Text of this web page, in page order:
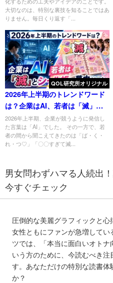
大切なのは、特別な裏技を知ることではあ
りません。毎日くり返す「...
QOL研究所オリジナル
2026年上半期のトレンドワード
は？企業はAI、若者は「滅」と
シール帳に夢中だった
2026年上半期、企業が競うように発信し
た言葉は「AI」でした。 その一方で、若
者の間から聞こえてきたのは「ば・く・
れ・つ♡」「〇〇すぎて滅...
男女問わずハマる人続出
今すぐチェック
圧倒的な美麗グラフィックと
女性ともにファンが急増して
ツでは、「本当に面白いオト
いう方のために、今読むべき
す。あなただけの特別な読書
か？